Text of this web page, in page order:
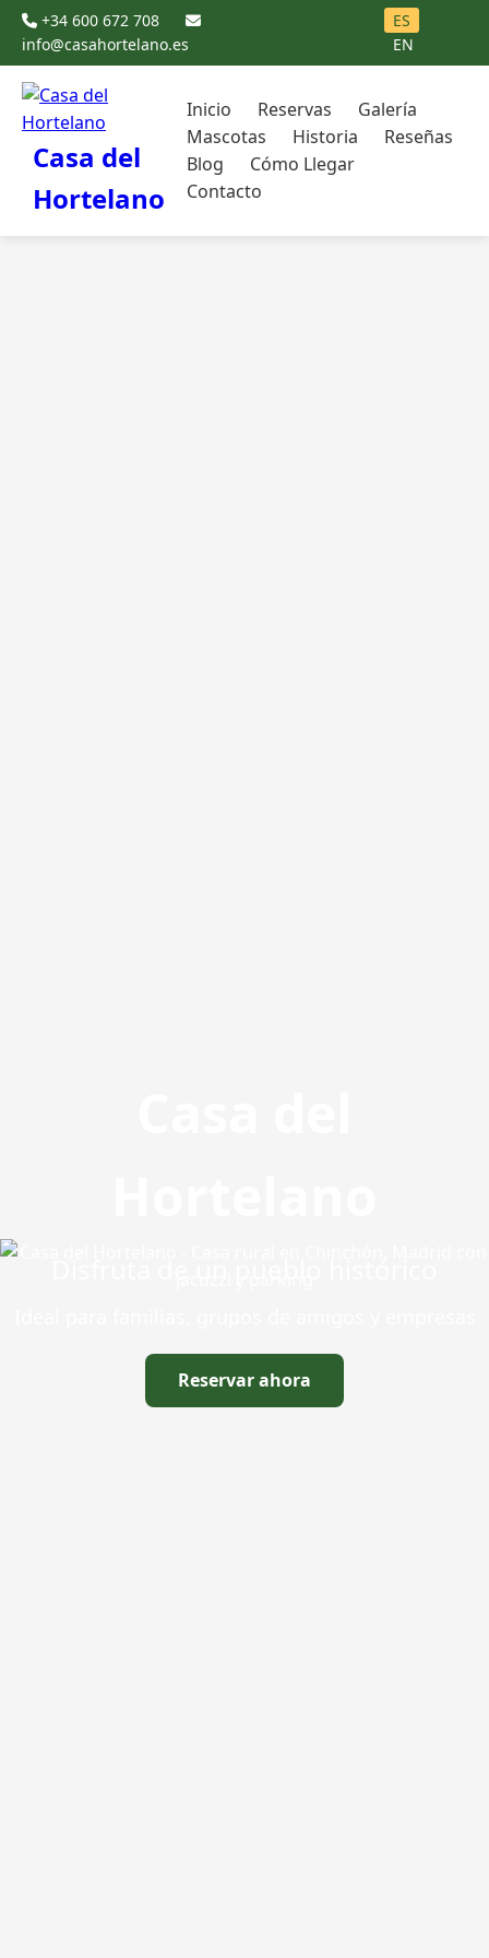
+34 600 672 708
info@casahortelano.es
ES
EN
Casa del
Hortelano
Inicio Reservas
Galería
Mascotas
Historia
Reseñas
Blog
Cómo Llegar
Contacto
Reservar ahora